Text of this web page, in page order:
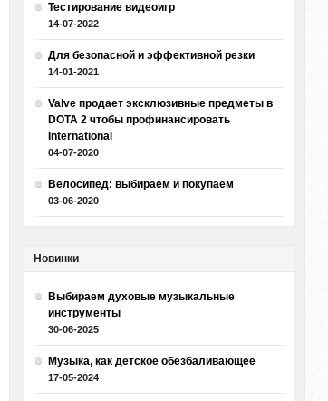
Тестирование видеоигр
14-07-2022
Для безопасной и эффективной резки
14-01-2021
Valve продает эксклюзивные предметы в
DOTA 2 чтобы профинансировать
International
04-07-2020
Велосипед: выбираем и покупаем
03-06-2020
Новинки
Выбираем духовые музыкальные
инструменты
30-06-2025
Музыка, как детское обезбаливающее
17-05-2024